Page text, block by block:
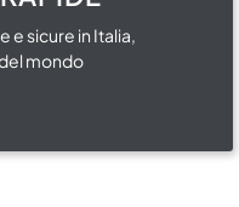
e sicure in Italia,
mondo